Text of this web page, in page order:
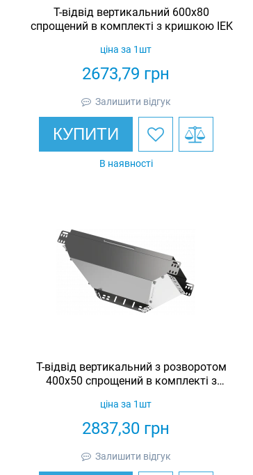
Т-відвід вертикальний 600х80
спрощений в комплекті з кришкою IEK
2673,79 грн
ціна за 1шт
Залишити відгук
КУПИТИ
В наявності
Т-відвід вертикальний з розворотом
400х50 спрощений в комплекті з
2837,30 грн
ціна за 1шт
Залишити відгук